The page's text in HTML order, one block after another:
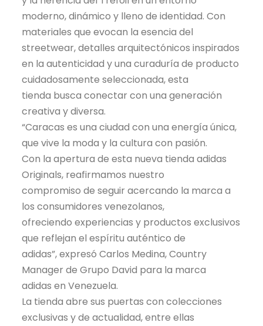
moderno, dinámico y lleno de identidad. Con
materiales que evocan la esencia del
streetwear, detalles arquitectónicos inspirados
en la autenticidad y una curaduría de producto
cuidadosamente seleccionada, esta
tienda busca conectar con una generación
creativa y diversa.
“Caracas es una ciudad con una energía única,
que vive la moda y la cultura con pasión.
Con la apertura de esta nueva tienda adidas
Originals, reafirmamos nuestro
compromiso de seguir acercando la marca a
los consumidores venezolanos,
ofreciendo experiencias y productos exclusivos
que reflejan el espíritu auténtico de
adidas”, expresó Carlos Medina, Country
Manager de Grupo David para la marca
adidas en Venezuela.
La tienda abre sus puertas con colecciones
exclusivas y de actualidad, entre ellas